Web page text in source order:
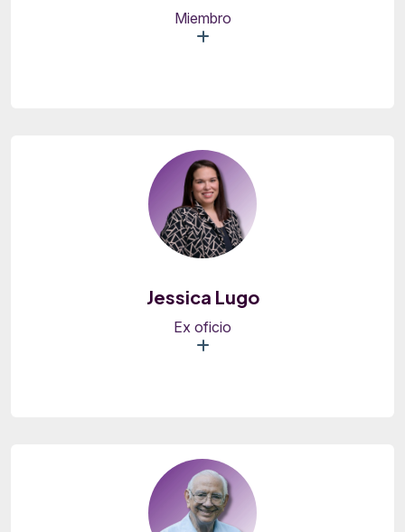
Miembro
Jessica Lugo
Ex oficio